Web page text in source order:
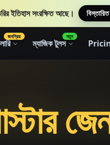
ইতিহাস সংরক্ষিত আছে।
জনপ্রিয়
ম্যাজিক টুলস
নতুন